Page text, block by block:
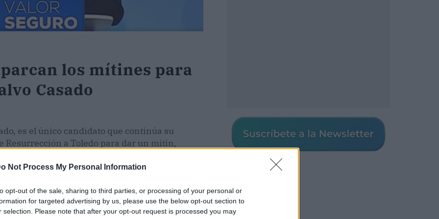
Not Process My Personal Information
opt-out of the sale, sharing to third parties, or processing of your personal or
for targeted advertising by us, please use the below opt-out section to
selection. Please note that after your opt-out request is processed you may
los mítines para
Casado
es el único candidato que continúa su
Resurrección a Toledo para dar un mitin,
Unidas Podemos (Pablo Iglesias) y
focalizar sus esfuerzos en preparar los
la celebración de un debate ‘a cuatro’ el
Los más vistos